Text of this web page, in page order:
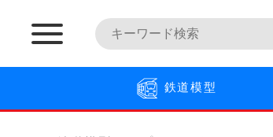
鉄道模型